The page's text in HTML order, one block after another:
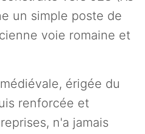
un simple poste de
voie romaine et
érigée du
renforcée et
n'a jamais